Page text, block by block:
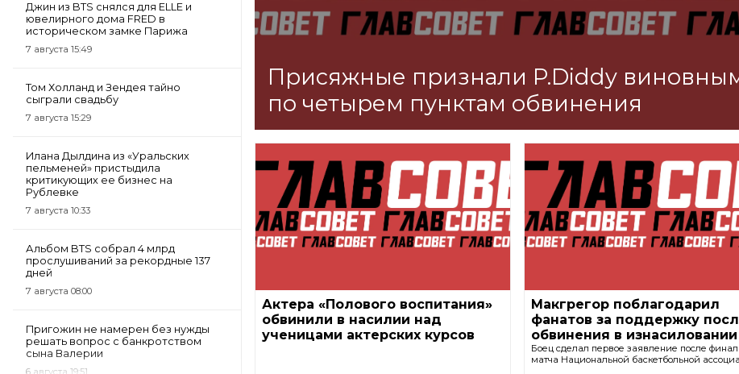
Джин из BTS снялся для ELLE и
ювелирного дома FRED в
историческом замке Парижа
7 августа 15:49
Том Холланд и Зендея тайно
сыграли свадьбу
7 августа 15:29
Илана Дылдина из «Уральских
пельменей» пристыдила
критикующих ее бизнес на
Рублевке
7 августа 10:33
Альбом BTS собрал 4 млрд
прослушиваний за рекордные 137
дней
7 августа 08:00
Пригожин не намерен без нужды
решать вопрос с банкротством
сына Валерии
6 августа 19:51
Присяжные признали P.Diddy
по четырем пунктам обвинения
Актера «Полового воспитания»
обвинили в насилии над
ученицами актерских курсов
Макгрегор поблагодарил
фанатов за поддержку
обвинения в изнасиловании
Боец сделал первое заявление после
матча Национальной баскетбольной